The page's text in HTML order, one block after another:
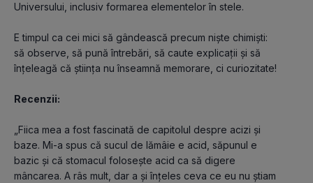
Universului, inclusiv formarea elementelor în stele.
E timpul ca cei mici să gândească precum niște chimiști:
să observe, să pună întrebări, să caute explicații și să
înțeleagă că știința nu înseamnă memorare, ci curiozitate!
Recenzii:
„Fiica mea a fost fascinată de capitolul despre acizi și
baze. Mi-a spus că sucul de lămâie e acid, săpunul e
bazic și că stomacul folosește acid ca să digere
mâncarea. A râs mult, dar a și înțeles ceva ce eu nu știam